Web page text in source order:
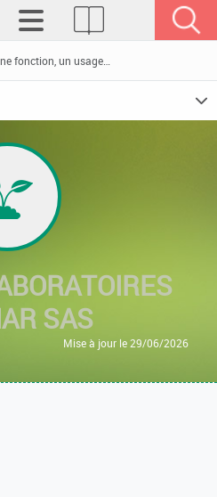
SAS
Mise à jour le 29/06/2026